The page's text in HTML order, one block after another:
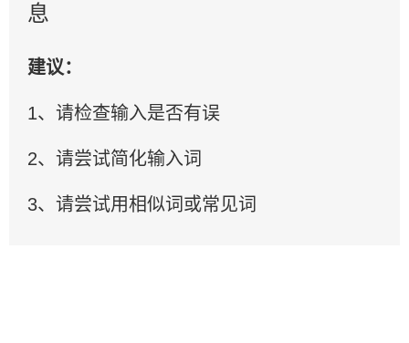
息
建议：
1、请检查输入是否有误
2、请尝试简化输入词
3、请尝试用相似词或常见词